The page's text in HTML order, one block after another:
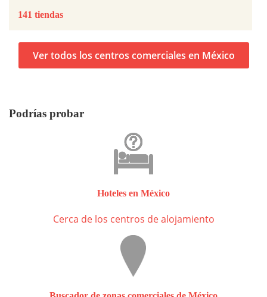
141 tiendas
Ver todos los centros comerciales en México
Podrías probar
Hoteles en México
Cerca de los centros de alojamiento